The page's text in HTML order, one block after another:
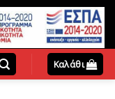
Καλάθι